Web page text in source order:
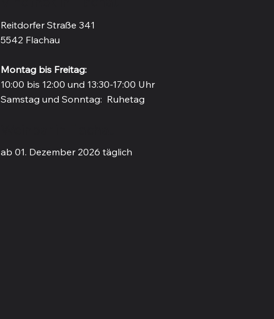
Reitdorfer Straße 341
5542 Flachau
Montag bis Freitag:
10:00 bis 12:00 und 13:30-17:00 Uhr
Samstag und Sonntag: Ruhetag
ab 01. Dezember 2026 täglich